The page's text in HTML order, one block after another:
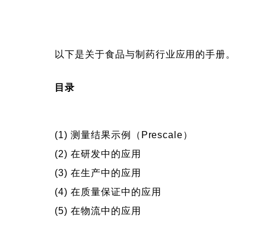
以下是关于食品与制药行业应用的手册。
目录
(1) 测量结果示例（Prescale）
(2) 在研发中的应用
(3) 在生产中的应用
(4) 在质量保证中的应用
(5) 在物流中的应用